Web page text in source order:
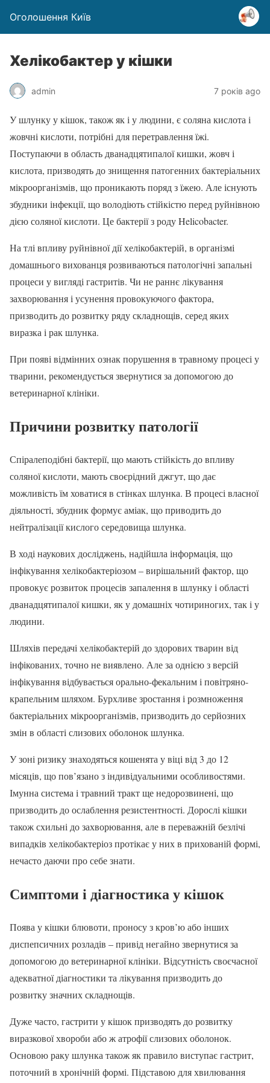
Оголошення Київ
Хелікобактер у кішки
admin 7 років ago
У шлунку у кішок, також як і у людини, є соляна кислота і
жовчні кислоти, потрібні для перетравлення їжі.
Поступаючи в область дванадцятипалої кишки, жовч і
кислота, призводять до знищення патогенних бактеріальних
мікроорганізмів, що проникають поряд з їжею. Але існують
збудники інфекції, що володіють стійкістю перед руйнівною
дією соляної кислоти. Це бактерії з роду Helicobacter.
На тлі впливу руйнівної дії хелікобактерій, в організмі
домашнього вихованця розвиваються патологічні запальні
процеси у вигляді гастритів. Чи не раннє лікування
захворювання і усунення провокуючого фактора,
призводить до розвитку ряду складнощів, серед яких
виразка і рак шлунка.
При появі відмінних ознак порушення в травному процесі у
тварини, рекомендується звернутися за допомогою до
ветеринарної клініки.
Причини розвитку патології
Спіралеподібні бактерії, що мають стійкість до впливу
соляної кислоти, мають своєрідний джгут, що дає
можливість їм ховатися в стінках шлунка. В процесі власної
діяльності, збудник формує аміак, що приводить до
нейтралізації кислого середовища шлунка.
В ході наукових досліджень, надійшла інформація, що
інфікування хелікобактеріозом – вирішальний фактор, що
провокує розвиток процесів запалення в шлунку і області
дванадцятипалої кишки, як у домашніх чотириногих, так і у
людини.
Шляхів передачі хелікобактерій до здорових тварин від
інфікованих, точно не виявлено. Але за однією з версій
інфікування відбувається орально-фекальним і повітряно-
крапельним шляхом. Бурхливе зростання і розмноження
бактеріальних мікроорганізмів, призводить до серйозних
змін в області слизових оболонок шлунка.
У зоні ризику знаходяться кошенята у віці від 3 до 12
місяців, що пов’язано з індивідуальними особливостями.
Імунна система і травний тракт ще недорозвинені, що
призводить до ослаблення резистентності. Дорослі кішки
також схильні до захворювання, але в переважній безлічі
випадків хелікобактеріоз протікає у них в прихованій формі,
нечасто даючи про себе знати.
Симптоми і діагностика у кішок
Поява у кішки блювоти, проносу з кров’ю або інших
диспепсичних розладів – привід негайно звернутися за
допомогою до ветеринарної клініки. Відсутність своєчасної
адекватної діагностики та лікування призводить до
розвитку значних складнощів.
Дуже часто, гастрити у кішок призводять до розвитку
виразкової хвороби або ж атрофії слизових оболонок.
Основою раку шлунка також як правило виступає гастрит,
поточний в хронічній формі. Підставою для хвилювання